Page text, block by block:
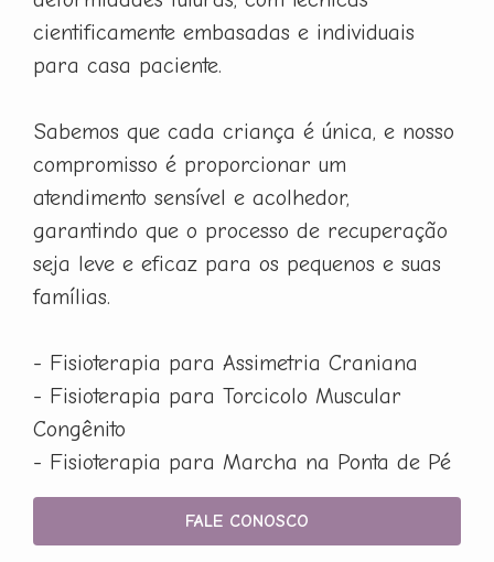
cientificamente embasadas e individuais
para casa paciente.
Sabemos que cada criança é única, e nosso
compromisso é proporcionar um
atendimento sensível e acolhedor,
garantindo que o processo de recuperação
seja leve e eficaz para os pequenos e suas
famílias.
- Fisioterapia para Assimetria Craniana
- Fisioterapia para Torcicolo Muscular
Congênito
- Fisioterapia para Marcha na Ponta de Pé
FALE CONOSCO